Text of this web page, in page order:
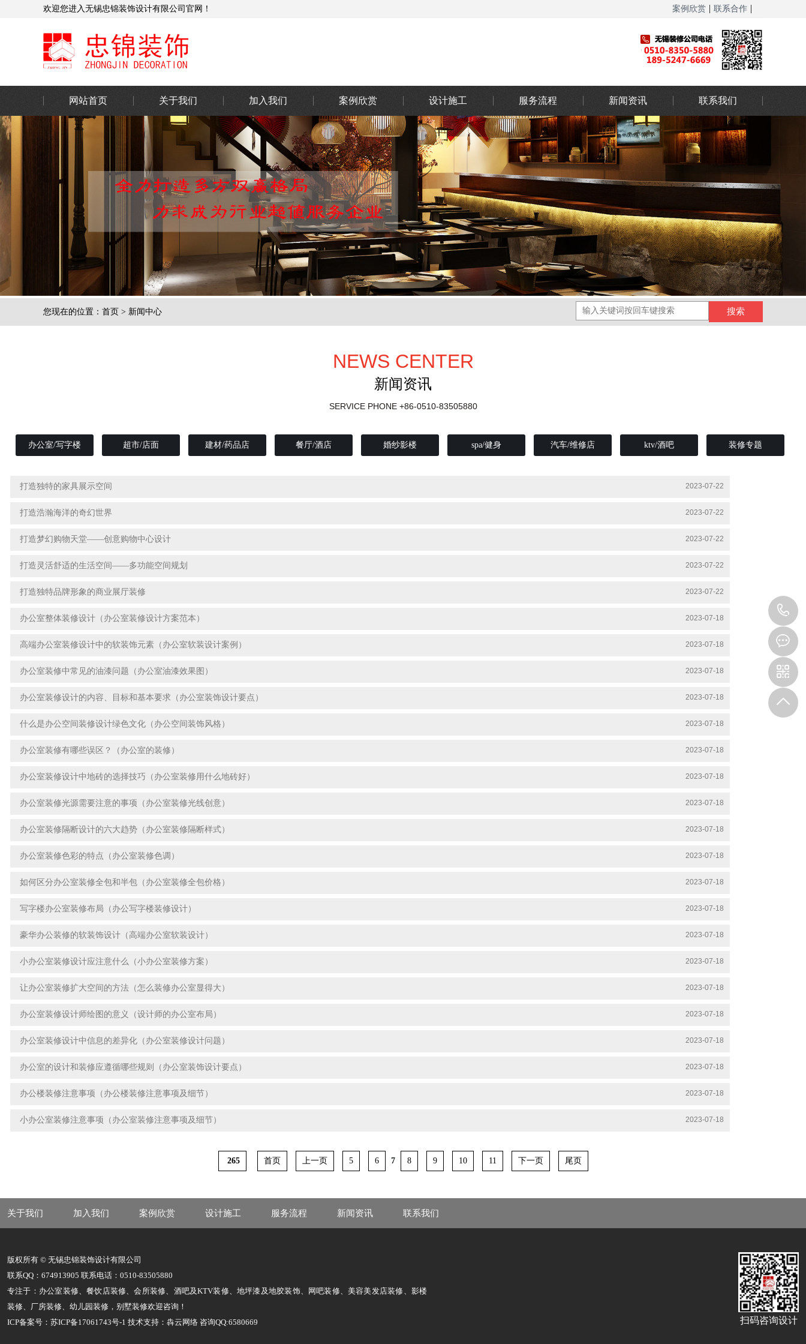
欢迎您进入无锡忠锦装饰设计有限公司官网！ 案例欣赏 | 联系合作 |
网站首页 关于我们 加入我们 案例欣赏 设计施工 服务流程 新闻资讯 联系我们
您现在的位置： 首页 > 新闻中心
NEWS CENTER
新闻资讯
SERVICE PHONE +86-0510-83505880
办公室/写字楼 超市/店面 建材/药品店 餐厅/酒店 婚纱影楼 spa/健身 汽车/维修店 ktv/酒吧 装修专题
打造独特的家具展示空间 2023-07-22
打造浩瀚海洋的奇幻世界 2023-07-22
打造梦幻购物天堂——创意购物中心设计 2023-07-22
打造灵活舒适的生活空间——多功能空间规划 2023-07-22
打造独特品牌形象的商业展厅装修 2023-07-22
办公室整体装修设计（办公室装修设计方案范本） 2023-07-18
高端办公室装修设计中的软装饰元素（办公室软装设计案例） 2023-07-18
办公室装修中常见的油漆问题（办公室油漆效果图） 2023-07-18
办公室装修设计的内容、目标和基本要求（办公室装饰设计要点） 2023-07-18
什么是办公空间装修设计绿色文化（办公空间装饰风格） 2023-07-18
办公室装修有哪些误区？（办公室的装修） 2023-07-18
办公室装修设计中地砖的选择技巧（办公室装修用什么地砖好） 2023-07-18
办公室装修光源需要注意的事项（办公室装修光线创意） 2023-07-18
办公室装修隔断设计的六大趋势（办公室装修隔断样式） 2023-07-18
办公室装修色彩的特点（办公室装修色调） 2023-07-18
如何区分办公室装修全包和半包（办公室装修全包价格） 2023-07-18
写字楼办公室装修布局（办公写字楼装修设计） 2023-07-18
豪华办公装修的软装饰设计（高端办公室软装设计） 2023-07-18
小办公室装修设计应注意什么（小办公室装修方案） 2023-07-18
让办公室装修扩大空间的方法（怎么装修办公室显得大） 2023-07-18
办公室装修设计师绘图的意义（设计师的办公室布局） 2023-07-18
办公室装修设计中信息的差异化（办公室装修设计问题） 2023-07-18
办公室的设计和装修应遵循哪些规则（办公室装饰设计要点） 2023-07-18
办公楼装修注意事项（办公楼装修注意事项及细节） 2023-07-18
小办公室装修注意事项（办公室装修注意事项及细节） 2023-07-18
265 首页 上一页 5 6 7 8 9 10 11 下一页 尾页
关于我们 加入我们 案例欣赏 设计施工 服务流程 新闻资讯 联系我们
版权所有 © 无锡忠锦装饰设计有限公司
联系QQ：674913905 联系电话：0510-83505880
专注于：办公室装修、餐饮店装修、会所装修、酒吧及KTV装修、地坪漆及地胶装饰、网吧装修、美容美发店装修、影楼
装修、厂房装修、幼儿园装修，别墅装修欢迎咨询！
ICP备案号：苏ICP备17061743号-1 技术支持：犇云网络 咨询QQ:6580669 扫码咨询设计
0
5
1
0